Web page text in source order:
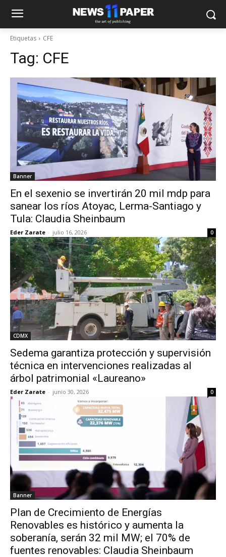
Etiquetas CFE
Tag: CFE
Banner
En el sexenio se invertirán 20 mil mdp para
sanear los ríos Atoyac, Lerma-Santiago y
Tula: Claudia Sheinbaum
Eder Zarate - julio 16, 2026 0
CDMX
Sedema garantiza protección y supervisión
técnica en intervenciones realizadas al
árbol patrimonial «Laureano»
Eder Zarate - junio 30, 2026 0
Banner
Plan de Crecimiento de Energías
Renovables es histórico y aumenta la
soberanía, serán 32 mil MW; el 70% de
fuentes renovables: Claudia Sheinbaum